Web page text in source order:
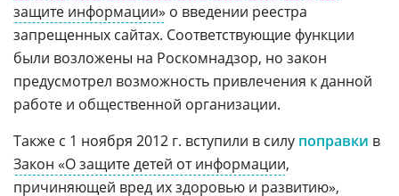
защите информации» о введении реестра
запрещенных сайтах. Соответствующие функции
были возложены на Роскомнадзор, но закон
предусмотрел возможность привлечения к данной
работе и общественной организации.
Также с 1 ноября 2012 г. вступили в силу поправки в
Закон «О защите детей от информации,
причиняющей вред ихздоровью и развитию»,